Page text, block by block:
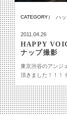
CATEGORY） ハ
2011.04.26
HAPPY
ナップ撮影
東京渋谷のアンジ
頂きました！！！